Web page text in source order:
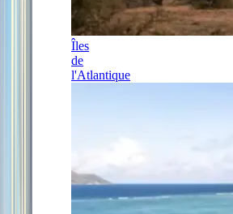
Îles
de
l'Atlantique